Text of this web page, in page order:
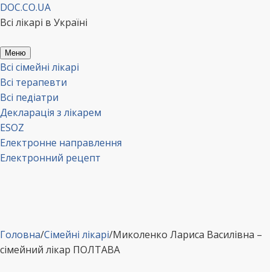
Перейти
до
DOC.CO.UA
Всі лікарі в Україні
Меню
Всі сімейні лікарі
Всі терапевти
Всі педіатри
Декларація з лікарем
ESOZ
Електронне направлення
Електронний рецепт
Головна/Сімейні лікарі/Миколенко Лариса Василівна –
сімейний лікар ПОЛТАВА